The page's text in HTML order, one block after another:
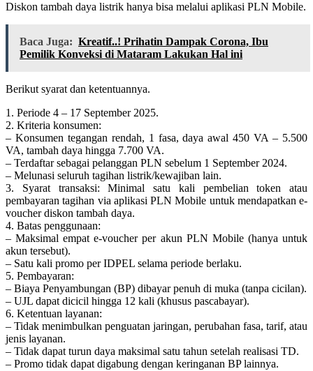
Diskon tambah daya listrik hanya bisa melalui aplikasi PLN Mobile.
Baca Juga: Kreatif..! Prihatin Dampak Corona, Ibu
Pemilik Konveksi di Mataram Lakukan Hal ini
Berikut syarat dan ketentuannya.
1. Periode 4 – 17 September 2025.
2. Kriteria konsumen:
– Konsumen tegangan rendah, 1 fasa, daya awal 450 VA – 5.500
VA, tambah daya hingga 7.700 VA.
– Terdaftar sebagai pelanggan PLN sebelum 1 September 2024.
– Melunasi seluruh tagihan listrik/kewajiban lain.
3. Syarat transaksi: Minimal satu kali pembelian token atau
pembayaran tagihan via aplikasi PLN Mobile untuk mendapatkan e-
voucher diskon tambah daya.
4. Batas penggunaan:
– Maksimal empat e-voucher per akun PLN Mobile (hanya untuk
akun tersebut).
– Satu kali promo per IDPEL selama periode berlaku.
5. Pembayaran:
– Biaya Penyambungan (BP) dibayar penuh di muka (tanpa cicilan).
– UJL dapat dicicil hingga 12 kali (khusus pascabayar).
6. Ketentuan layanan:
– Tidak menimbulkan penguatan jaringan, perubahan fasa, tarif, atau
jenis layanan.
– Tidak dapat turun daya maksimal satu tahun setelah realisasi TD.
– Promo tidak dapat digabung dengan keringanan BP lainnya.